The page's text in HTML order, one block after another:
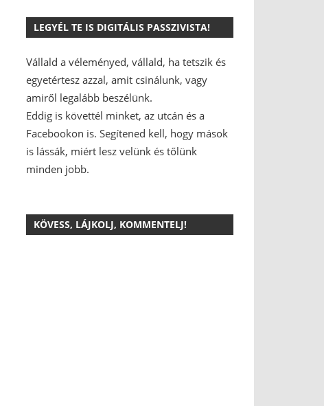
LEGYÉL TE IS DIGITÁLIS PASSZIVISTA!
Vállald a véleményed, vállald, ha tetszik és
egyetértesz azzal, amit csinálunk, vagy
amiről legalább beszélünk.
Eddig is követtél minket, az utcán és a
Facebookon is. Segítened kell, hogy mások
is lássák, miért lesz velünk és tőlünk
minden jobb.
KÖVESS, LÁJKOLJ, KOMMENTELJ!